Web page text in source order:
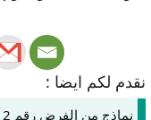
نقدم لكم ايضا :